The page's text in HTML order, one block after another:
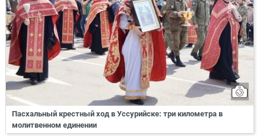
Пасхальный крестный ход в Уссурийске: три километра в
молитвенном единении